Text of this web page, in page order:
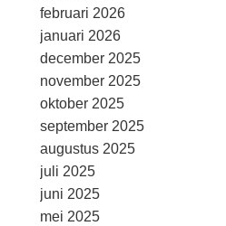
februari 2026
januari 2026
december 2025
november 2025
oktober 2025
september 2025
augustus 2025
juli 2025
juni 2025
mei 2025